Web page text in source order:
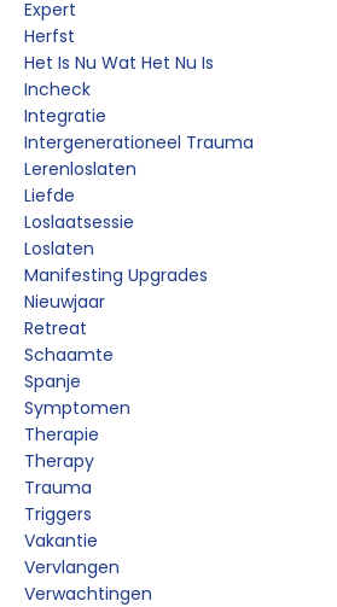
Expert
Herfst
Het Is Nu Wat Het Nu Is
Incheck
Integratie
Intergenerationeel Trauma
Lerenloslaten
Liefde
Loslaatsessie
Loslaten
Manifesting Upgrades
Nieuwjaar
Retreat
Schaamte
Spanje
Symptomen
Therapie
Therapy
Trauma
Triggers
Vakantie
Vervlangen
Verwachtingen